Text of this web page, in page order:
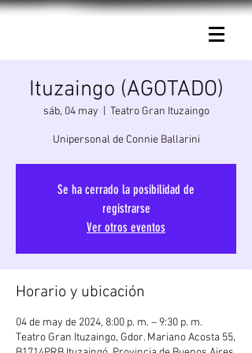
Ituzaingo (AGOTADO)
sáb, 04 may Teatro Gran Ituzaingo
Unipersonal de Connie Ballarini
Se ha cerrado la posibilidad de
registrarse
Ver otros eventos
Horario y ubicación
04 de may de 2024, 8:00 p. m. – 9:30 p. m.
Teatro Gran Ituzaingo, Gdor. Mariano Acosta 55,